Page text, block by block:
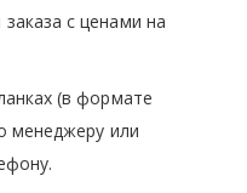
с ценами на
(в формате
менеджеру или